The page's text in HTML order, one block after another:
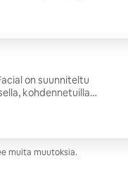
tapahtumia tai
on suunniteltu
kohdennetuilla
jäljille, väsyneelle
muita muutoksia.